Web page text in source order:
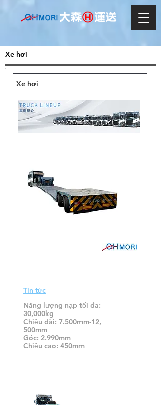
Xe hơi
Tin tức
Năng lượng nạp tối đa:
30,000kg
Chiều dài: 7.500mm-12,
500mm
Góc: 2.990mm
Chiều cao: 450mm
Xe hơi